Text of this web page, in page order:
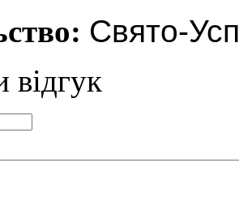
Свято-
відгук